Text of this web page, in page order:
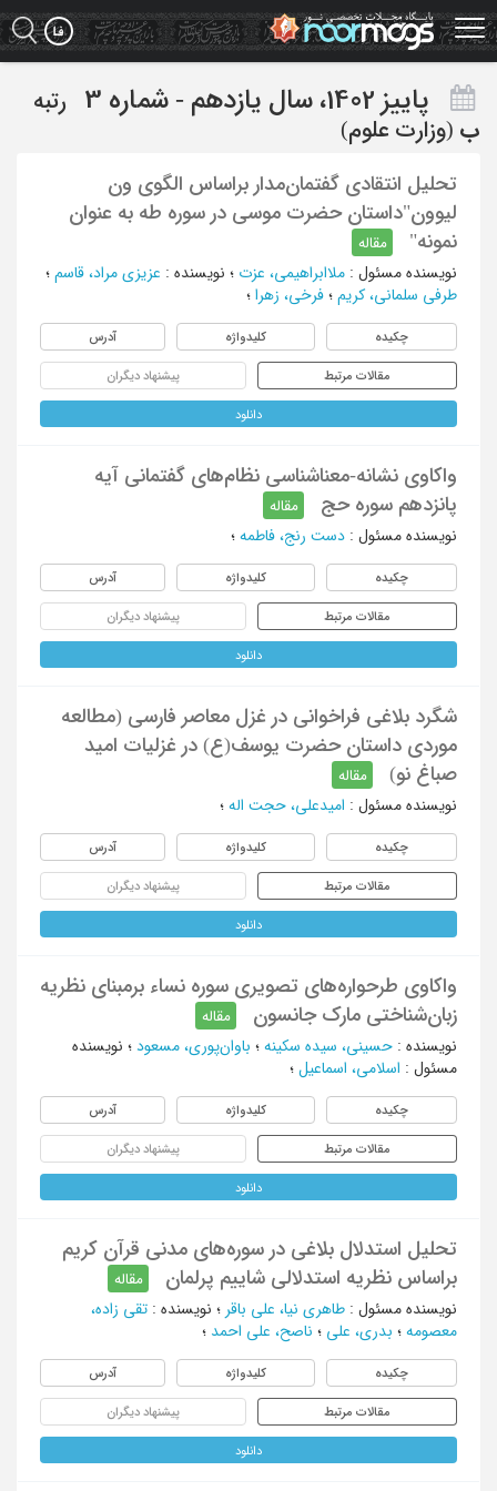
Skip
to
main
پاییز 1402، سال یازدهم - شماره 3
رتبه
ب (وزارت علوم)
تحلیل انتقادی گفتمان‌مدار براساس الگوی ون
لیوون"داستان حضرت موسی در سوره طه به عنوان
نمونه"
مقاله
نویسنده مسئول : ملاابراهیمی، عزت ؛ نویسنده : عزیزی مراد، قاسم ؛
طرفی سلمانی، کریم ؛ فرخی، زهرا ؛
چکیده کلیدواژه آدرس
مقالات مرتبط پیشنهاد دیگران
دانلود
واکاوی نشانه-معناشناسی نظام‌های گفتمانی آیه
پانزدهم سوره حج
مقاله
نویسنده مسئول : دست رنج، فاطمه ؛
چکیده کلیدواژه آدرس
مقالات مرتبط پیشنهاد دیگران
دانلود
شگرد بلاغی فراخوانی در غزل معاصر فارسی (مطالعه
موردی داستان حضرت یوسف(ع) در غزلیات امید
صباغ نو)
مقاله
نویسنده مسئول : امیدعلی، حجت اله ؛
چکیده کلیدواژه آدرس
مقالات مرتبط پیشنهاد دیگران
دانلود
واکاوی طرحواره‌های تصویری سوره نساء برمبنای نظریه
زبان‌شناختی مارک جانسون
مقاله
نویسنده : حسینی، سیده سکینه ؛ باوان‌پوری، مسعود ؛ نویسنده
مسئول : اسلامی، اسماعیل ؛
چکیده کلیدواژه آدرس
مقالات مرتبط پیشنهاد دیگران
دانلود
تحلیل استدلال بلاغی در سوره‌های مدنی قرآن کریم
براساس نظریه استدلالی شاییم پرلمان
مقاله
نویسنده مسئول : طاهری نیا، علی باقر ؛ نویسنده : تقی زاده،
معصومه ؛ بدری، علی ؛ ناصح، علی احمد ؛
چکیده کلیدواژه آدرس
مقالات مرتبط پیشنهاد دیگران
دانلود